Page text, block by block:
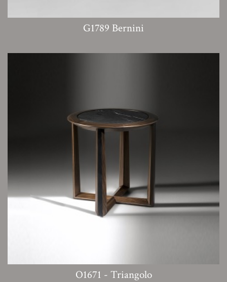
G1789 Bernini
O1671 - Triangolo